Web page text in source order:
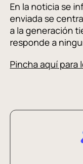
En la noticia se
enviada se
a la generación
responde a
Pincha aquí para